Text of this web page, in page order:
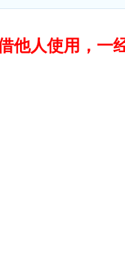
他人使用，一